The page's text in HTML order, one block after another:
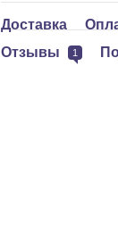
Доставка
Отзывы
1